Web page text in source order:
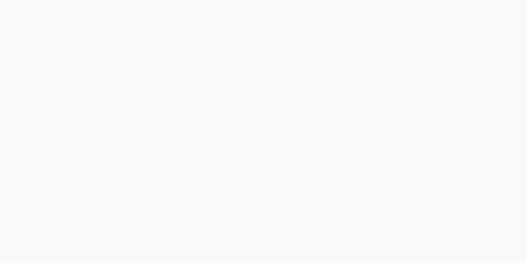
: Français / Anglais / Espagnol / Allemand / Italien
RDV : professionnels comme personnels
de Chats et chatons les plus récompensés
soigné, claire et épuré
François Nicaise
d'honneur à vous offrir des clichés 100% naturels de chat qui
beauté de ce calendrier.